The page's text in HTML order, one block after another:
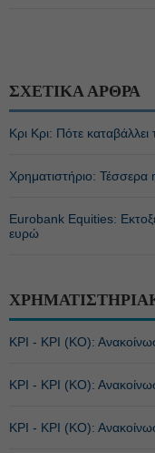
ΣΧΕΤΙΚΑ ΑΡΘΡΑ
Κρι Κρι: Πότε
Χρηματιστήριο:
Eurobank Equities:
ευρώ
ΚΡΙ - ΚΡΙ (ΚΟ):
ΚΡΙ - ΚΡΙ (ΚΟ):
ΚΡΙ - ΚΡΙ (ΚΟ):